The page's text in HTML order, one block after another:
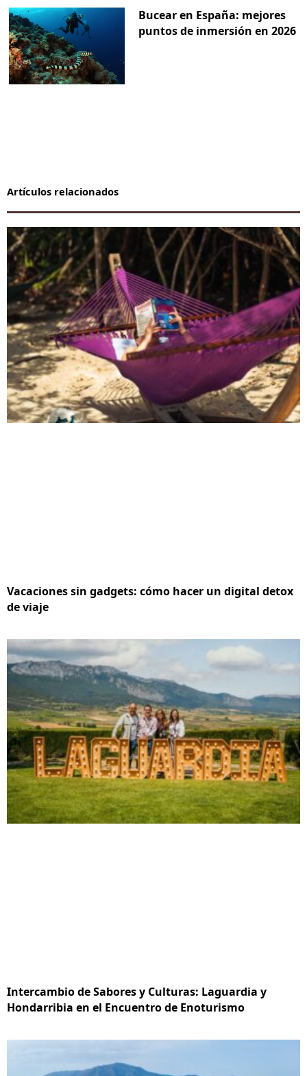
Bucear en España: mejores
puntos de inmersión en 2026
Artículos relacionados
Vacaciones sin gadgets: cómo hacer un digital detox
de viaje
Intercambio de Sabores y Culturas: Laguardia y
Hondarribia en el Encuentro de Enoturismo